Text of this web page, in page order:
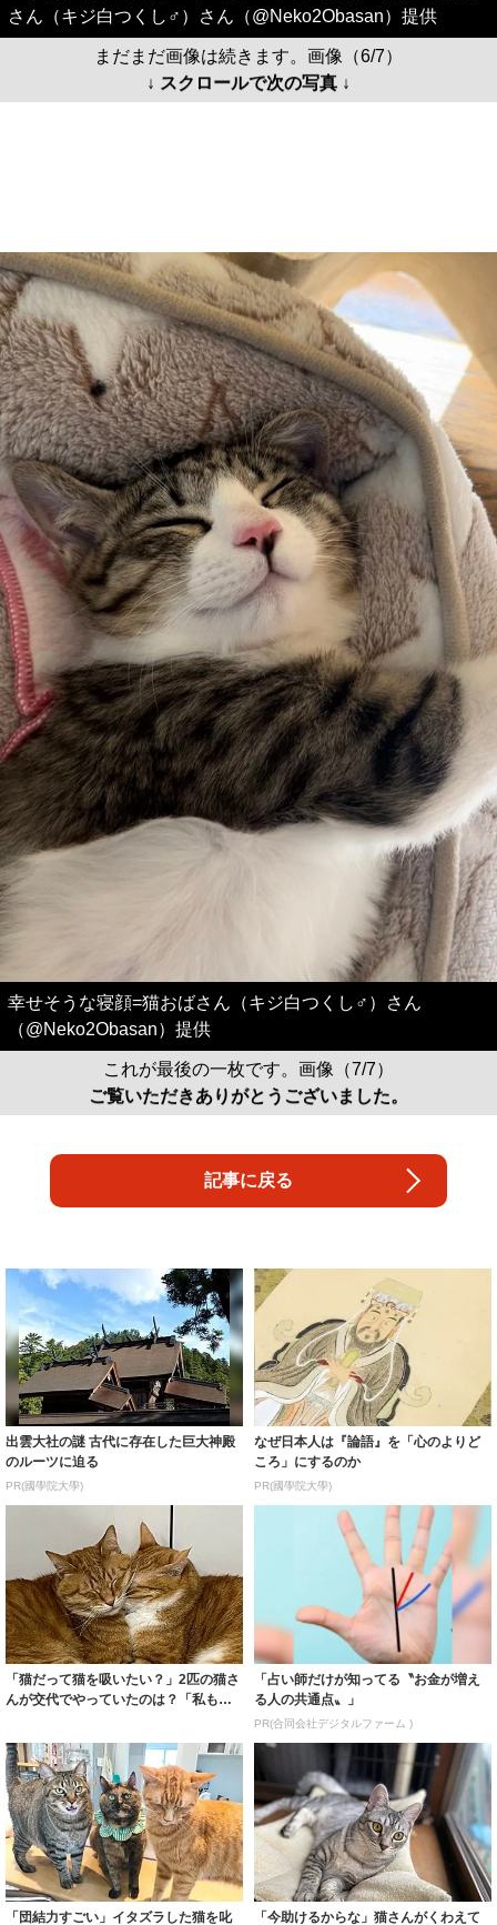
さん（キジ白つくし♂）さん（@Neko2Obasan）提供
まだまだ画像は続きます。画像（6/7）
↓ スクロールで次の写真 ↓
幸せそうな寝顔=猫おばさん（キジ白つくし♂）さん
（@Neko2Obasan）提供
これが最後の一枚です。画像（7/7）
ご覧いただきありがとうございました。
記事に戻る
出雲大社の謎 古代に存在した巨大神殿
のルーツに迫る
PR(國學院大學)
なぜ日本人は『論語』を「心のよりど
ころ」にするのか
PR(國學院大學)
「猫だって猫を吸いたい？」2匹の猫さ
んが交代でやっていたのは？「私も混
「占い師だけが知ってる〝お金が増え
る人の共通点〟」
PR(合同会社デジタルファーム )
「団結力すごい」イタズラした猫を叱 「今助けるからな」猫さんがくわえて